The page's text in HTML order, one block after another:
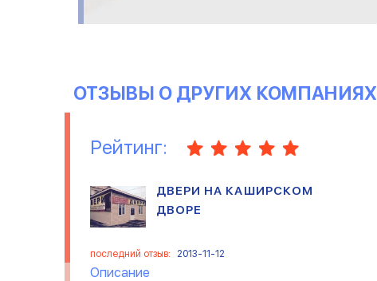
ОТЗЫВЫ О ДРУГИХ КОМПАНИЯХ
Рейтинг:
ДВЕРИ НА КАШИРСКОМ
ДВОРЕ
последний отзыв: 2013-11-12
Описание